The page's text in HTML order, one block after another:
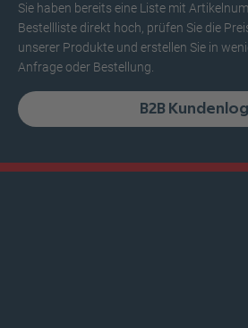
Sie haben bereits eine Liste mit
Bestellliste direkt hoch, prüfen Sie die
unserer Produkte und erstellen Sie in
Anfrage oder Bestellung.
B2B